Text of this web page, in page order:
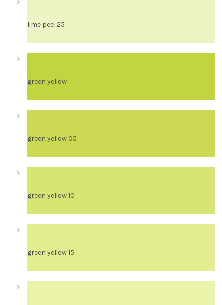
lime peel 25
green yellow
green yellow 05
green yellow 10
green yellow 15